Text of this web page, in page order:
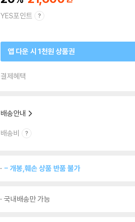
YES포인트
앱 다운 시 1천원 상품권
결제혜택
배송안내
배송비
- 개봉,훼손 상품 반품 불가
국내배송만 가능